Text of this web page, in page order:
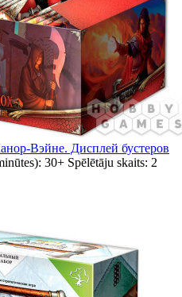
Вэйне. Дисплей бустеров
30+ Spēlētāju skaits: 2